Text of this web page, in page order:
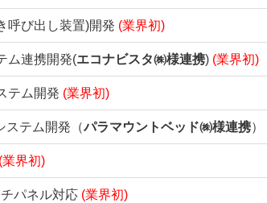
呼び出し装置)開発 (業界初)
ム連携開発(エコナビスタ㈱様連携) (業界初)
テム開発 (業界初)
ステム開発（パラマウントベッド㈱様連携）
(業界初)
パネル対応 (業界初)